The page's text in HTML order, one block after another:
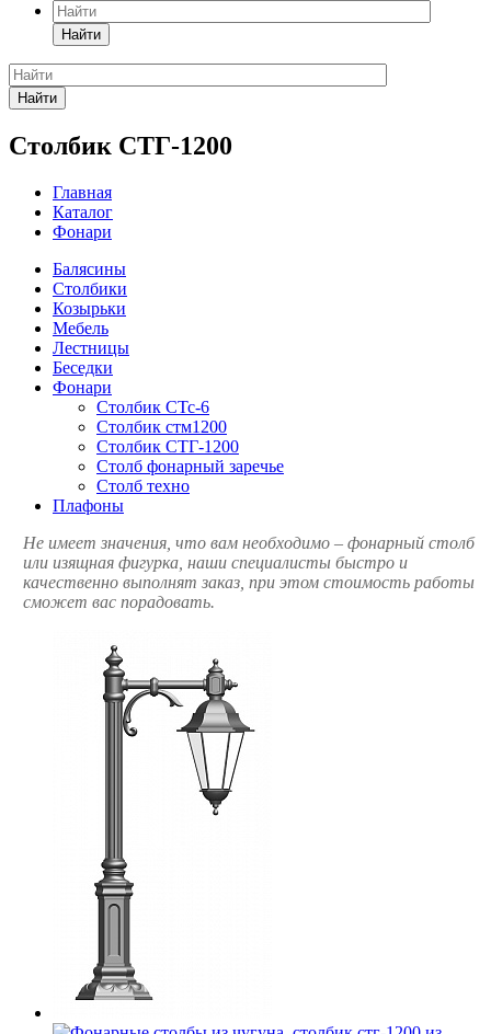
Найти
Найти
Столбик СТГ-1200
Главная
Каталог
Фонари
Балясины
Столбики
Козырьки
Мебель
Лестницы
Беседки
Фонари
Столбик СТс-6
Столбик стм1200
Столбик СТГ-1200
Столб фонарный заречье
Столб техно
Плафоны
Не имеет значения, что вам необходимо – фонарный столб
или изящная фигурка, наши специалисты быстро и
качественно выполнят заказ, при этом стоимость работы
сможет вас порадовать.